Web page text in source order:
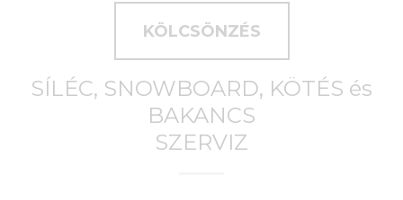
KÖLCSÖNZÉS
SÍLÉC, SNOWBOARD, KÖTÉS és
BAKANCS
SZERVIZ